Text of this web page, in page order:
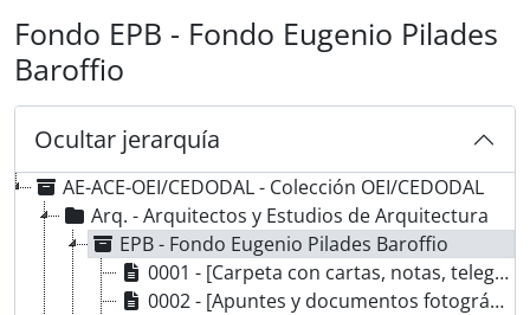
Fondo EPB - Fondo Eugenio Pilades
Baroffio
Ocultar jerarquía
AE-ACE-OEI/CEDODAL - Colección OEI/CEDODAL
Arq. - Arquitectos y Estudios de Arquitectura
EPB - Fondo Eugenio Pilades Baroffio
0001 - [Carpeta con cartas, notas, telegramas y otros mensajes de condolencias y pésame por el fallecimiento de Eugenio Pílades Baroffio]
0002 - [Apuntes y documentos fotográficos de sus viajes a Europa]